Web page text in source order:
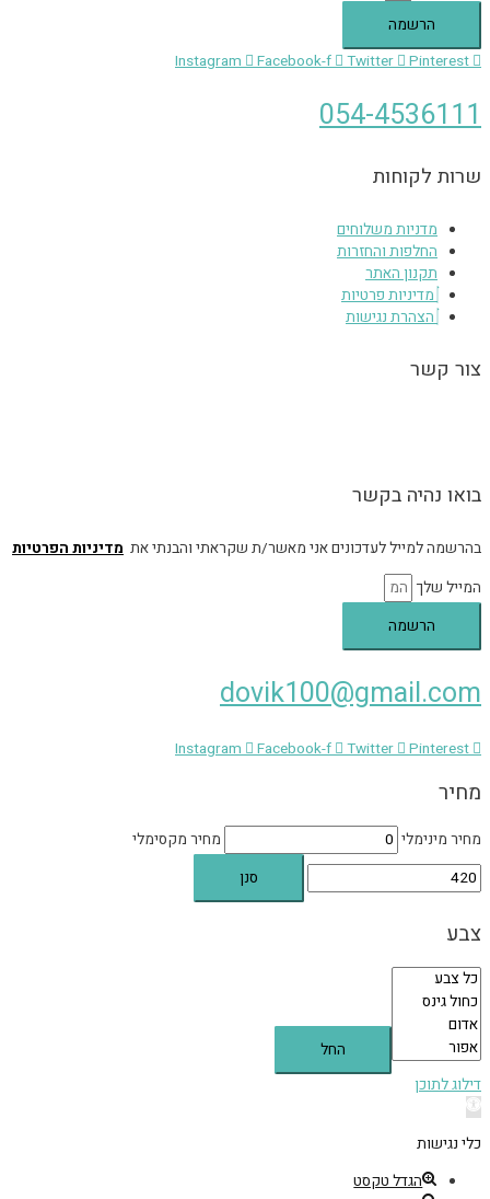
הרשמה
Instagram
Facebook-f Twitter Pinterest
054-4536111
שרות לקוחות
מדניות משלוחים
החלפות והחזרות
תקנון האתר
מדיניות פרטיות
הצהרת נגישות
צור קשר
בואו נהיה בקשר
בהרשמה למייל לעדכונים אני מאשר/ת שקראתי והבנתי את מדיניות הפרטיות
המייל שלך
הרשמה
dovik100@gmail.com
Instagram Facebook-f Twitter Pinterest
מחיר
מחיר מינימלי
מחיר מקסימלי
סנן
צבע
החל
דילוג לתוכן
פתח
נגישות
כלי נגישות
הגדל טקסט